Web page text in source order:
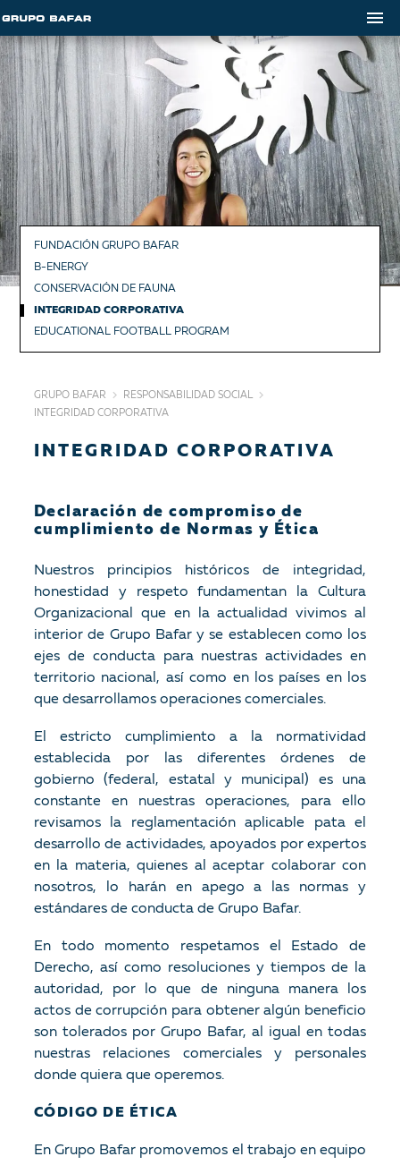
FUNDACIÓN GRUPO BAFAR
B-ENERGY
CONSERVACIÓN DE FAUNA
INTEGRIDAD CORPORATIVA
EDUCATIONAL FOOTBALL PROGRAM
GRUPO BAFAR
RESPONSABILIDAD SOCIAL
INTEGRIDAD CORPORATIVA
INTEGRIDAD CORPORATIVA
Declaración de compromiso de
cumplimiento de Normas y Ética
Nuestros principios históricos de integridad,
honestidad y respeto fundamentan la Cultura
Organizacional que en la actualidad vivimos al
interior de Grupo Bafar y se establecen como los
ejes de conducta para nuestras actividades en
territorio nacional, así como en los países en los
que desarrollamos operaciones comerciales.
El estricto cumplimiento a la normatividad
establecida por las diferentes órdenes de
gobierno (federal, estatal y municipal) es una
constante en nuestras operaciones, para ello
revisamos la reglamentación aplicable pata el
desarrollo de actividades, apoyados por expertos
en la materia, quienes al aceptar colaborar con
nosotros, lo harán en apego a las normas y
estándares de conducta de Grupo Bafar.
En todo momento respetamos el Estado de
Derecho, así como resoluciones y tiempos de la
autoridad, por lo que de ninguna manera los
actos de corrupción para obtener algún beneficio
son tolerados por Grupo Bafar, al igual en todas
nuestras relaciones comerciales y personales
donde quiera que operemos.
CÓDIGO DE ÉTICA
En Grupo Bafar promovemos el trabajo en equipo